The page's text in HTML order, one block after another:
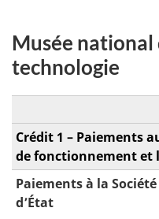
Musée national
technologie
Crédit 1 – Paiements
de fonctionnement et
Paiements à la Société
d’État